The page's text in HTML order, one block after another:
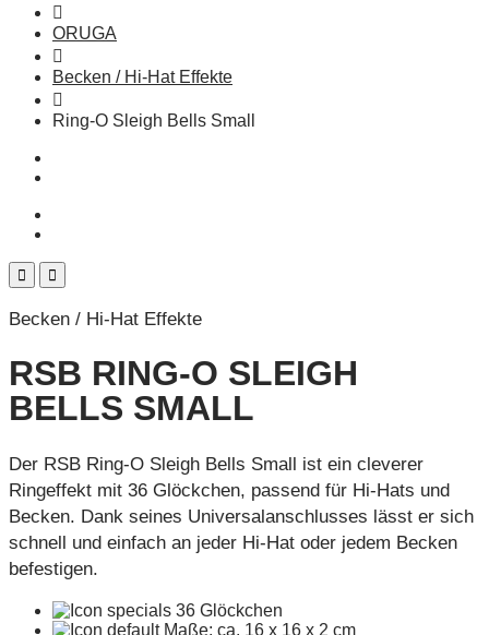
ORUGA
Becken / Hi-Hat Effekte
Ring-O Sleigh Bells Small
Becken / Hi-Hat Effekte
RSB RING-O SLEIGH
BELLS SMALL
Der RSB Ring-O Sleigh Bells Small ist ein cleverer
Ringeffekt mit 36 Glöckchen, passend für Hi-Hats und
Becken. Dank seines Universalanschlusses lässt er sich
schnell und einfach an jeder Hi-Hat oder jedem Becken
befestigen.
36 Glöckchen
Maße: ca. 16 x 16 x 2 cm